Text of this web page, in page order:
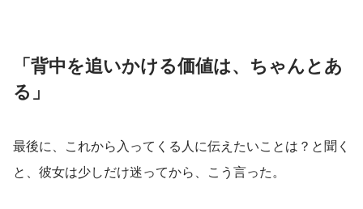
「背中を追いかける価値は、ちゃんとあ
る」
最後に、これから入ってくる人に伝えたいことは？と聞く
と、彼女は少しだけ迷ってから、こう言った。